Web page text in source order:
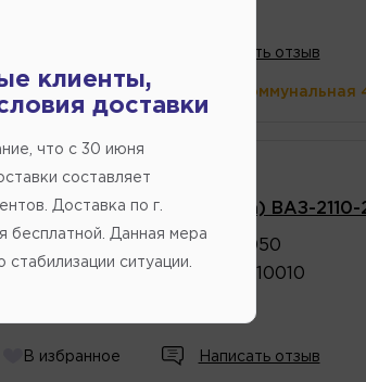
Написать отзыв
больше 4 шт
Вакуум (усилитель тормоза) ВАЗ-2110-
номер
2110351001050
Каталожный
номер 211003510010
В избранное Написать отзыв
клиенты,
доставки
что c 30 июня
составляет
Доставка по г.
бесплатной. Данная мера
ситуации.